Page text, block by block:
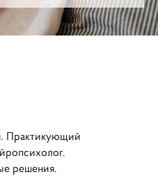
Практикующий
решения.